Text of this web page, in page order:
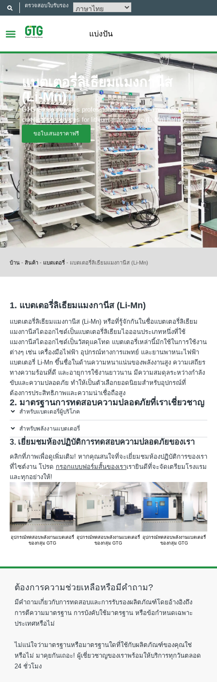
ตรวจสอบใบรับรอง
แบ่งปัน
แบตเตอรี่ลิเธียมแมงกานีส
(Li-Mn)
GTG Group provides professional, efficient and reliable test &
certification services for lithium-manganese (Li-Mn) battery.
ขอใบเสนอราคาฟรี
บ้าน - สินค้า - แบตเตอรี่ - แบตเตอรี่ลิเธียมแมงกานีส (Li-Mn)
1. แบตเตอรี่ลิเธียมแมงกานีส (Li-Mn)
แบตเตอรี่ลิเธียมแมงกานีส (Li-Mn) หรือที่รู้จักกันในชื่อแบตเตอรี่ลิเธียม
แมงกานีสไดออกไซด์เป็นแบตเตอรี่ลิเธียมไอออนประเภทหนึ่งที่ใช้
แมงกานีสไดออกไซด์เป็นวัสดุแคโทด แบตเตอรี่เหล่านี้มักใช้ในการใช้งาน
ต่างๆ เช่น เครื่องมือไฟฟ้า อุปกรณ์ทางการแพทย์ และยานพาหนะไฟฟ้า
แบตเตอรี่ Li-Mn ขึ้นชื่อในด้านความหนาแน่นของพลังงานสูง ความเสถียร
ทางความร้อนที่ดี และอายุการใช้งานยาวนาน มีความสมดุลระหว่างกำลัง
ขับและความปลอดภัย ทำให้เป็นตัวเลือกยอดนิยมสำหรับอุปกรณ์ที่
ต้องการประสิทธิภาพและความน่าเชื่อถือสูง
2. มาตรฐานการทดสอบความปลอดภัยที่เราเชี่ยวชาญ
สำหรับแบตเตอรี่ผู้บริโภค
สำหรับพลังงานแบตเตอรี่
3. เยี่ยมชมห้องปฏิบัติการทดสอบความปลอดภัยของเรา
คลิกที่ภาพเพื่อดูเพิ่มเติม! หากคุณสนใจที่จะเยี่ยมชมห้องปฏิบัติการของเรา
ที่ไซต์งาน โปรด กรอกแบบฟอร์มสั้นของเราเรายินดีที่จะจัดเตรียมโรงแรม
และทุกอย่างให้!
อุปกรณ์ทดสอบพลังงานแบตเตอรี่
ของกลุ่ม GTG
อุปกรณ์ทดสอบพลังงานแบตเตอรี่
ของกลุ่ม GTG
อุปกรณ์ทดสอบพลังงานแบตเตอรี่
ของกลุ่ม GTG
ต้องการความช่วยเหลือหรือมีคำถาม?
มีคำถามเกี่ยวกับการทดสอบและการรับรองผลิตภัณฑ์โดยอ้างอิงถึง
การตีความมาตรฐาน การบังคับใช้มาตรฐาน หรือข้อกำหนดเฉพาะ
ประเทศหรือไม่
ไม่แน่ใจว่ามาตรฐานหรือมาตรฐานใดที่ใช้กับผลิตภัณฑ์ของคุณใช่
หรือไม่ มาคุยกันเถอะ! ผู้เชี่ยวชาญของเราพร้อมให้บริการทุกวันตลอด
24 ชั่วโมง